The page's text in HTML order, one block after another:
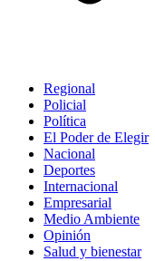
Regional
Policial
Política
El Poder de Elegir
Nacional
Deportes
Internacional
Empresarial
Medio Ambiente
Opinión
Salud y bienestar